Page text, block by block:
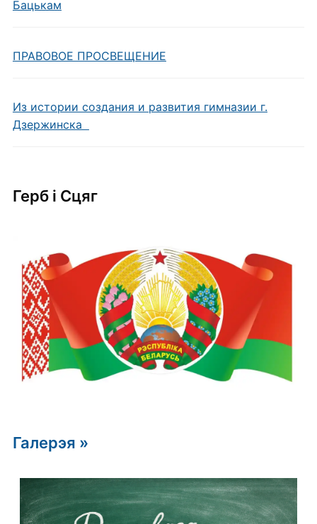
Бацькам
ПРАВОВОЕ ПРОСВЕЩЕНИЕ
Из истории создания и развития гимназии г.
Дзержинска
Герб i Сцяг
Галерэя »